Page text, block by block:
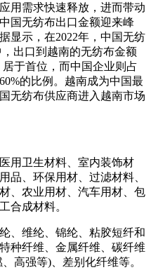
用需求快速释放，进而带动
国无纺布出口金额迎来峰
显示，在2022年，中国无纺
出口到越南的无纺布金额
居于首位，而中国企业则占
的比例。越南成为中国最
无纺布供应商进入越南市场
用卫生材料、室内装饰材
品、环保用材、过滤材料、
、农业用材、汽车用材、包
合成材料。
、维纶、锦纶、粘胶短纤和
种纤维、金属纤维、碳纤维
高强等)、差别化纤维等。